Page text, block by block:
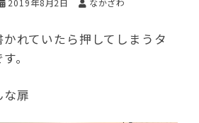
れていたら押してしまうタ
。
な扉